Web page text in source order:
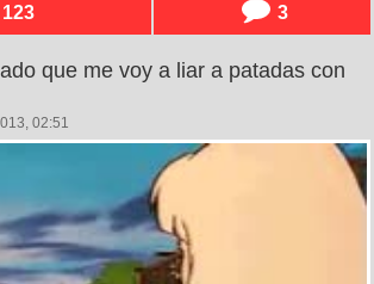
123 3
que me voy a liar a patadas con
02:51